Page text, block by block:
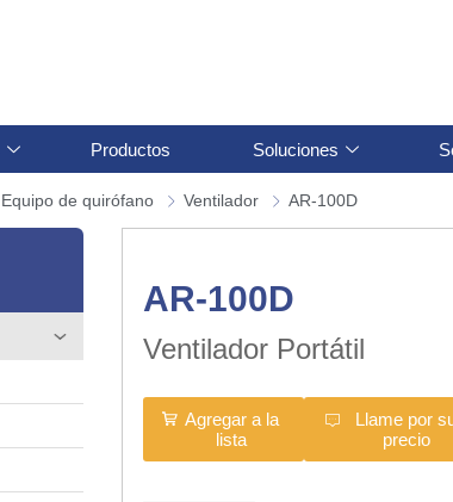
Productos Soluciones
Equipo de quirófano Ventilador AR-100D
AR-100D
Ventilador Portátil
Agregar a la
lista
Llame por
precio